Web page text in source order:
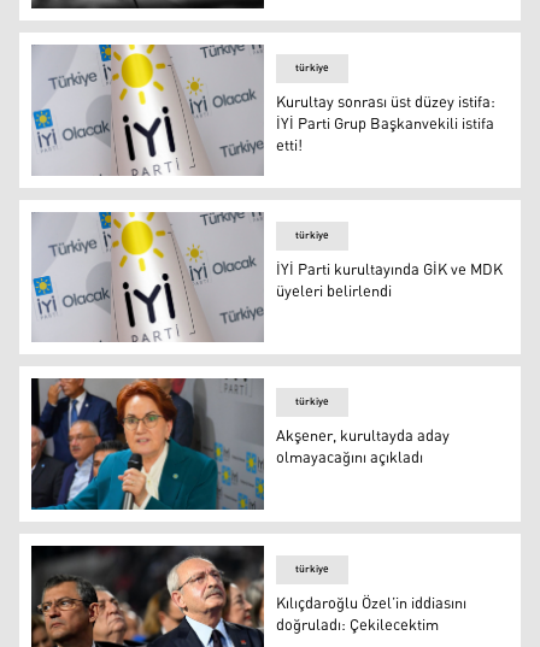
CHP'de Olağanüstü Kurultay: Genel başkanlık için iki
Kurultay sonrası üst düzey istifa: İYİ Parti Grup
türkiye
Kurultay sonrası üst düzey istifa:
İYİ Parti Grup Başkanvekili istifa
etti!
İYİ Parti kurultayında GİK ve MDK üyeleri belirlendi
türkiye
İYİ Parti kurultayında GİK ve MDK
üyeleri belirlendi
İYİ Parti Genel Başkanı Meral Akşener
türkiye
Akşener, kurultayda aday
olmayacağını açıkladı
türkiye
Kılıçdaroğlu Özel’in iddiasını
doğruladı: Çekilecektim